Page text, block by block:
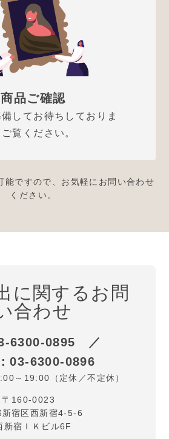
商品ご確認
してお待ちしておりま
覧ください。
能ですので、お気軽にお問い合わせ
ください。
に関するお問
合わせ
6300-0895 ／
03-6300-0896
～19:00（定休／不定休）
〒160-0023
新宿区西新宿4-5-6
新宿ＩＫビル6F